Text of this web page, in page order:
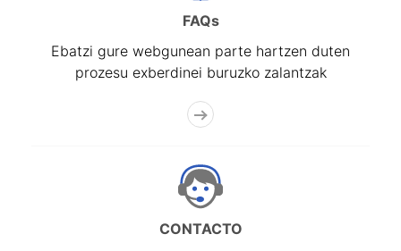
FAQs
Ebatzi gure webgunean parte hartzen duten
prozesu exberdinei buruzko zalantzak
CONTACTO